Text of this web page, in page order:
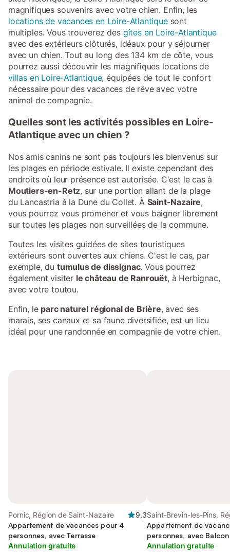
magnifiques souvenirs avec votre chien. Enfin, les
locations de vacances en Loire-Atlantiquesont
multiples. Vous trouverez des gîtes en Loire-Atlantique
avec des extérieurs clôturés, idéaux pour y séjourner
avec un chien. Tout au long des 134 km de côte, vous
pourrez aussi découvrir les magnifiques locations de
villas en Loire-Atlantique, équipées de tout le confort
nécessaire pour des vacances de rêve avec votre
animal de compagnie.
Quelles sont les activités possibles en Loire-
Atlantique avec un chien ?
Nos amis canins ne sont pas toujours les bienvenus sur
les plages en période estivale. Il existe cependant des
endroits où leur présence est autorisée. C'est le cas à
Moutiers-en-Retz, sur une portion allant de la plage
du Lancastria à la Dune du Collet. À Saint-Nazaire,
vous pourrez vous promener et vous baigner librement
sur toutes les plages non surveillées de la commune.
Toutes les visites guidées de sites touristiques
extérieurs sont ouvertes aux chiens. C'est le cas, par
exemple, du tumulus de dissignac. Vous pourrez
également visiter le château de Ranrouët, à Herbignac,
avec votre toutou.
Enfin, le parc naturel régional de Brière, avec ses
marais, ses canaux et sa faune diversifiée, est un lieu
idéal pour une randonnée en compagnie de votre chien.
Pornic, Région de Saint-Nazaire
9,3
Appartement de vacances pour 4
personnes, avec Terrasse
Annulation gratuite
Saint-Brevin-les-Pins,
Saint-Nazaire
Appartement de
personnes, avec
Annulation gratuite